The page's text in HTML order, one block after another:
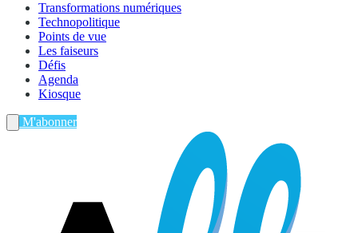
Transformations numériques
Technopolitique
Points de vue
Les faiseurs
Défis
Agenda
Kiosque
M'abonner